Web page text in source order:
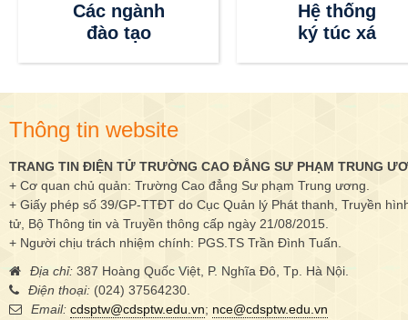
Các ngành
đào tạo
Hệ thống
ký túc xá
Thông tin website
TRANG TIN ĐIỆN TỬ TRƯỜNG CAO ĐẲNG SƯ PHẠM TRUNG
+ Cơ quan chủ quản: Trường Cao đẳng Sư phạm Trung ương.
+ Giấy phép số 39/GP-TTĐT do Cục Quản lý Phát thanh, Truyền
tử, Bộ Thông tin và Truyền thông cấp ngày 21/08/2015.
+ Người chịu trách nhiệm chính: PGS.TS Trần Đình Tuấn.
Địa chỉ: 387 Hoàng Quốc Việt, P. Nghĩa Đô, Tp. Hà Nội.
Điện thoại: (024) 37564230.
Email: cdsptw@cdsptw.edu.vn; nce@cdsptw.edu.vn